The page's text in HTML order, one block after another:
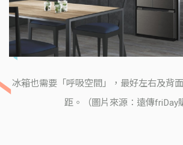
冰箱也需要「呼吸空間」，最好左右及背
距。（圖片來源：遠傳friDay